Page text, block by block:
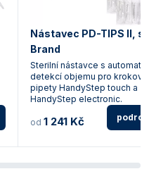
Nástavec PD-TIPS II,
Brand
Sterilní nástavce s
detekcí objemu pro
pipety HandyStep touch a
HandyStep electronic.
od 1 241 Kč